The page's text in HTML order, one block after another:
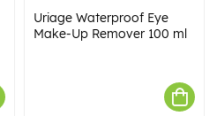
Uriage Waterproof Eye
Make-Up Remover 100 ml